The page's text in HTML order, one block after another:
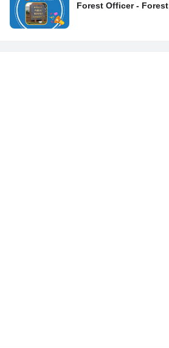
Forest Officer - Forest